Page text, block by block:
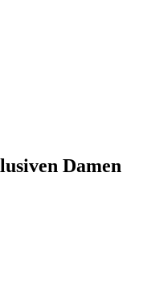
Damen